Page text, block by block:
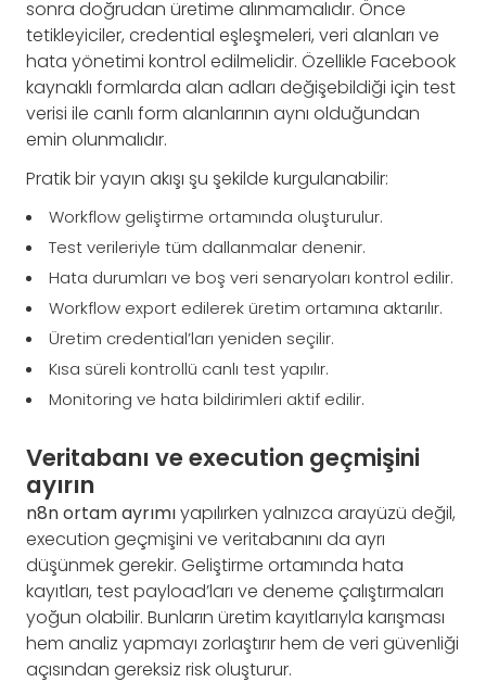
sonra doğrudan üretime alınmamalıdır. Önce
tetikleyiciler, credential eşleşmeleri, veri alanları ve
hata yönetimi kontrol edilmelidir. Özellikle Facebook
kaynaklı formlarda alan adları değişebildiği için test
verisi ile canlı form alanlarının aynı olduğundan
emin olunmalıdır.
Pratik bir yayın akışı şu şekilde kurgulanabilir:
Workflow geliştirme ortamında oluşturulur.
Test verileriyle tüm dallanmalar denenir.
Hata durumları ve boş veri senaryoları kontrol edilir.
Workflow export edilerek üretim ortamına aktarılır.
Üretim credential’ları yeniden seçilir.
Kısa süreli kontrollü canlı test yapılır.
Monitoring ve hata bildirimleri aktif edilir.
Veritabanı ve execution geçmişini
ayırın
n8n ortam ayrımıyapılırken yalnızca arayüzü değil,
execution geçmişini ve veritabanını da ayrı
düşünmek gerekir. Geliştirme ortamında hata
kayıtları, test payload’ları ve deneme çalıştırmaları
yoğun olabilir. Bunların üretim kayıtlarıyla karışması
hem analiz yapmayı zorlaştırır hem de veri güvenliği
açısından gereksiz risk oluşturur.